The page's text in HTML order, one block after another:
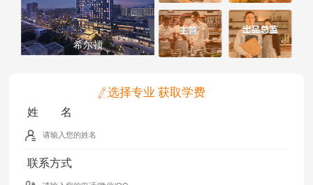
香格里拉
选择专业 获取学费
姓 名
联系方式